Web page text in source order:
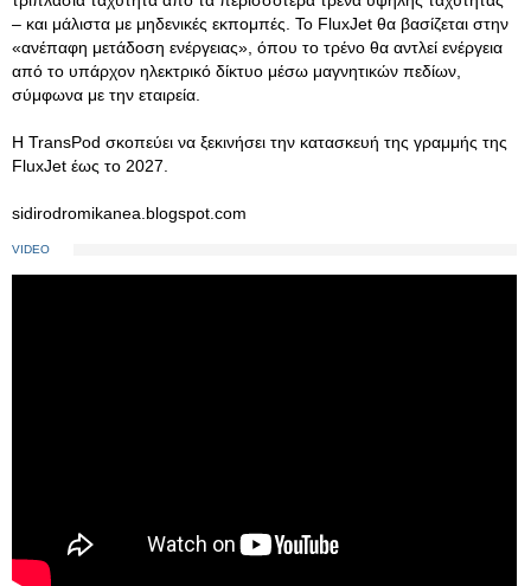
– και μάλιστα με μηδενικές εκπομπές. Το FluxJet θα βασίζεται στην
«ανέπαφη μετάδοση ενέργειας», όπου το τρένο θα αντλεί ενέργεια
από το υπάρχον ηλεκτρικό δίκτυο μέσω μαγνητικών πεδίων,
σύμφωνα με την εταιρεία.
Η TransPod σκοπεύει να ξεκινήσει την κατασκευή της γραμμής της
FluxJet έως το 2027.
sidirodromikanea.blogspot.com
VIDEO